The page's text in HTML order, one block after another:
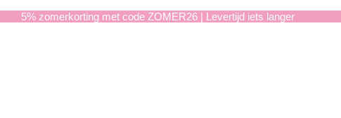
5% zomerkorting met code ZOMER26 | Levertijd iets langer